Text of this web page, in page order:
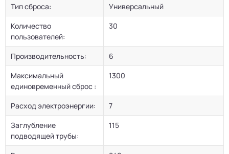
Тип сброса:
Универсальный
Количество
пользователей:
30
Производительность:
6
Максимальный
единовременный сброс :
1300
Расход электроэнергии:
7
Заглубление
подводящей трубы:
115